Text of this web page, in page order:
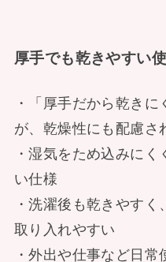
厚手でも乾きやすい
・「厚手だから乾き
が、乾燥性にも配慮さ
・湿気をため込みに
い仕様
・洗濯後も乾きやす
取り入れやすい
・外出や仕事など日